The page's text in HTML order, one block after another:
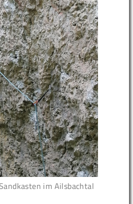
im Ailsbachtal